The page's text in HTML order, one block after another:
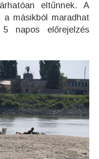
eltűnnek. A
másikból maradhat
napos előrejelzés